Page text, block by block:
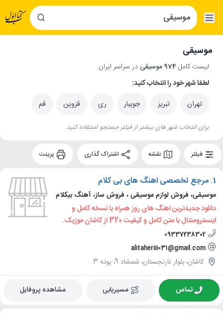
موسیقی
لیست کامل974 موسیقی
در سراسر ایران.
لطفا شهر خود را انتخاب کنید:
تهران
تبریز جویبار ری قزوین قم
برای انتخاب شهر های بیشتر از فیلتر جستجو استفاده کنید.
فیلتر نقشه
1. مرجع تخصصی اهنگ های بی کلام
موسیقی، فروش لوازم موسیقی ، فروش ساز، آهنگ بیکلام
دانلود جدیدترین اهنگ های روز همراه با نسخه کامل و
اینسترومنتال با متن کامل و کیفیت 320 از کاشان موزیک.
09337238302
alitaheriii031@gmail.com
کاشان، بلوار نارنجستان، شمشاد 9، پونه 3
تماس مسیریابی مشاهده پروفایل